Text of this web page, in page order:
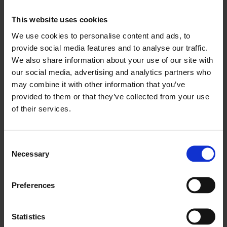
This website uses cookies
We use cookies to personalise content and ads, to
provide social media features and to analyse our traffic.
We also share information about your use of our site with
our social media, advertising and analytics partners who
may combine it with other information that you’ve
provided to them or that they’ve collected from your use
of their services.
Selection
Necessary
Preferences
Statistics
formidler tydelig for de som spiser hos
dem hvilke klimavalg man har, noe som
skaper økt bevissthet hos kundene om
hvilken betydning våre handlinger kan
ha. Å være mange som jobber sammen
om det samme målet betyr stor
miljøgevinst. Når alle kantineansatte
bærekraftssang, er det ikke rart at årets
Effektiv og ærlig formidling av både